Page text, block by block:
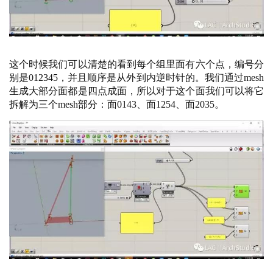
这个时候我们可以清楚的看到每个组里面有六个点，编号分
别是012345，并且顺序是从外到内逆时针的。我们通过mesh
生成大部分面都是四点成面，所以对于这个面我们可以将它
拆解为三个mesh部分：面0143、面1254、面2035。